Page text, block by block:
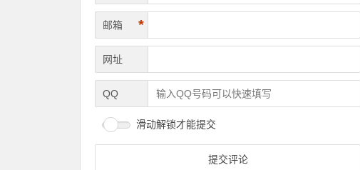
邮箱 *
网址
QQ
滑动解锁才能提交